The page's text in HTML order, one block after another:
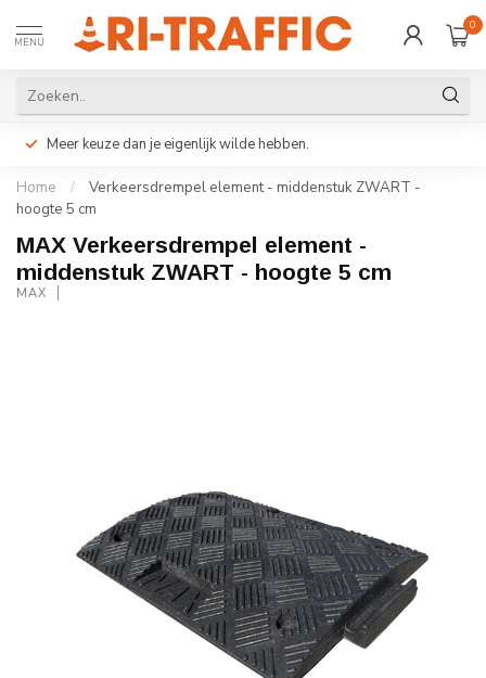
MENU
0
Meer keuze dan je eigenlijk wilde hebben.
Home /
Verkeersdrempel element - middenstuk ZWART -
hoogte 5 cm
MAX Verkeersdrempel element -
middenstuk ZWART - hoogte 5 cm
MAX